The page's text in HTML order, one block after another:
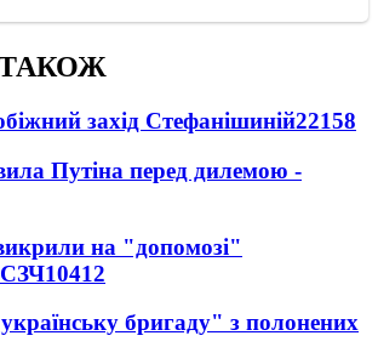
захід Стефанішиній22158
Путіна перед дилемою -
на "допомозі"
СЗЧ10412
бригаду" з полонених